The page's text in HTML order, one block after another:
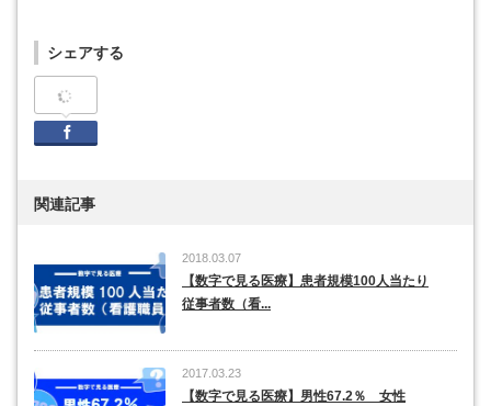
シェアする
関連記事
2018.03.07
【数字で見る医療】患者規模100人当たり
従事者数（看...
2017.03.23
【数字で見る医療】男性67.2％ 女性